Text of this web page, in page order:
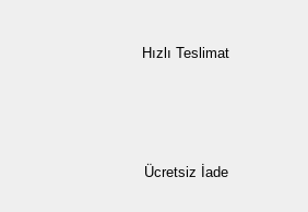
Hızlı Teslimat
Ücretsiz İade